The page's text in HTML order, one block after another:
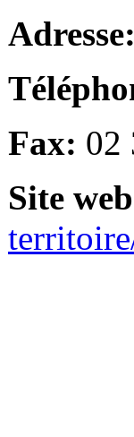
Adresse:
Fax: 02
Site